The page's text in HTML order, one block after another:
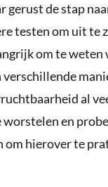
gerust de stap
testen om uit te
om te
verschillende
al
en
hierover te